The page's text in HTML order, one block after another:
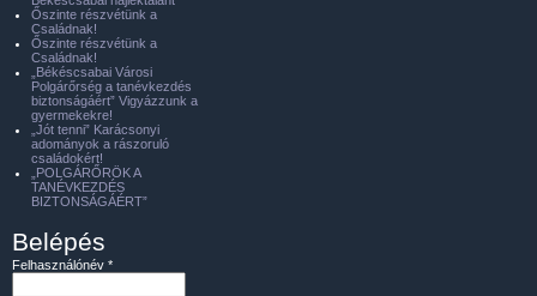
Őszinte részvétünk a
Családnak!
Őszinte részvétünk a
Családnak!
„Békéscsabai Városi
Polgárőrség a tanévkezdés
biztonságáért” Vigyázzunk a
gyermekekre!
„Jót tenni” Karácsonyi
adományok a rászoruló
családokért!
„POLGÁRŐRÖK A
TANÉVKEZDÉS
BIZTONSÁGÁÉRT”
Belépés
Felhasználónév *